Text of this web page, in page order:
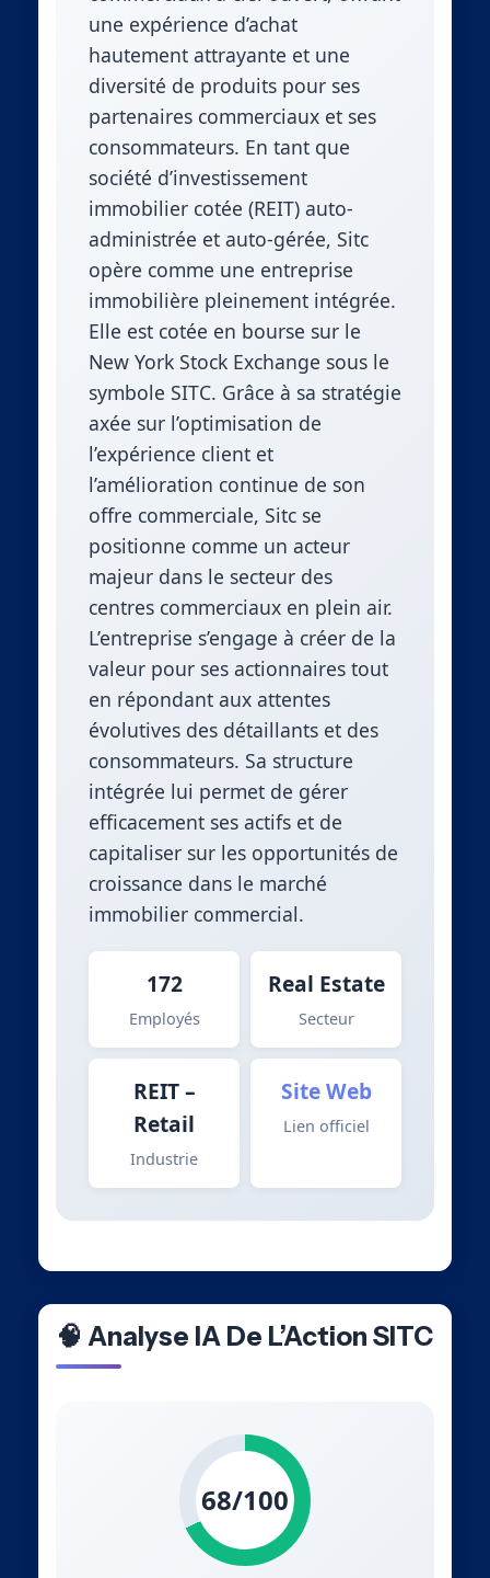
une expérience d’achat
hautement attrayante et une
diversité de produits pour ses
partenaires commerciaux et ses
consommateurs. En tant que
société d’investissement
immobilier cotée (REIT) auto-
administrée et auto-gérée, Sitc
opère comme une entreprise
immobilière pleinement intégrée.
Elle est cotée en bourse sur le
New York Stock Exchange sous le
symbole SITC. Grâce à sa stratégie
axée sur l’optimisation de
l’expérience client et
l’amélioration continue de son
offre commerciale, Sitc se
positionne comme un acteur
majeur dans le secteur des
centres commerciaux en plein air.
L’entreprise s’engage à créer de la
valeur pour ses actionnaires tout
en répondant aux attentes
évolutives des détaillants et des
consommateurs. Sa structure
intégrée lui permet de gérer
efficacement ses actifs et de
capitaliser sur les opportunités de
croissance dans le marché
immobilier commercial.
172
Employés
Real Estate
Secteur
REIT –
Retail
Industrie
Site Web
Lien officiel
🧠 Analyse IA De L’Action SITC
68/100